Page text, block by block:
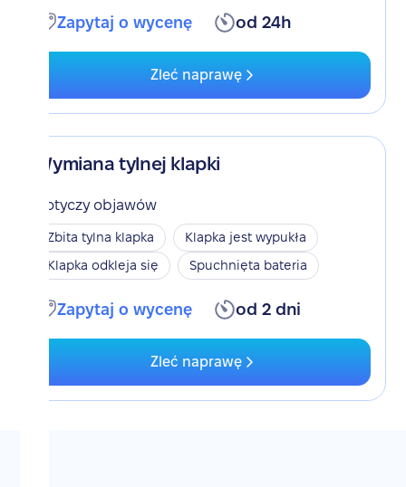
Zapytaj o wycenę od 24h
Zleć naprawę
Wymiana tylnej klapki
Dotyczy objawów
Zbita tylna klapka
Klapka jest wypukła
Klapka odkleja się
Spuchnięta bateria
Zapytaj o wycenę od 2 dni
Zleć naprawę